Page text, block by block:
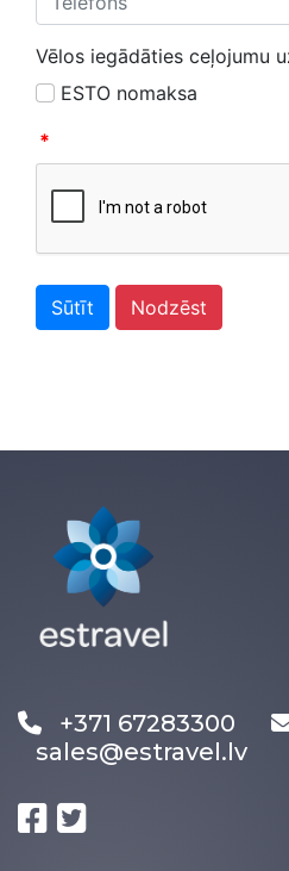
Vēlos iegādāties ceļojumu
ESTO nomaksa
*
Sūtīt Nodzēst
+371 67283300
sales@estravel.lv